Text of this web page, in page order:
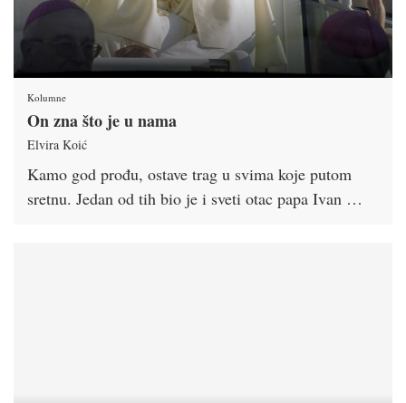
Kolumne
On zna što je u nama
Elvira Koić
Kamo god prođu, ostave trag u svima koje putom
sretnu. Jedan od tih bio je i sveti otac papa Ivan …